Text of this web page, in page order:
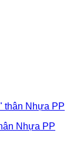
Nhựa PP